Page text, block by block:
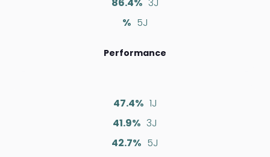
% 5J
Performance
47.4% 1J
41.9% 3J
42.7% 5J